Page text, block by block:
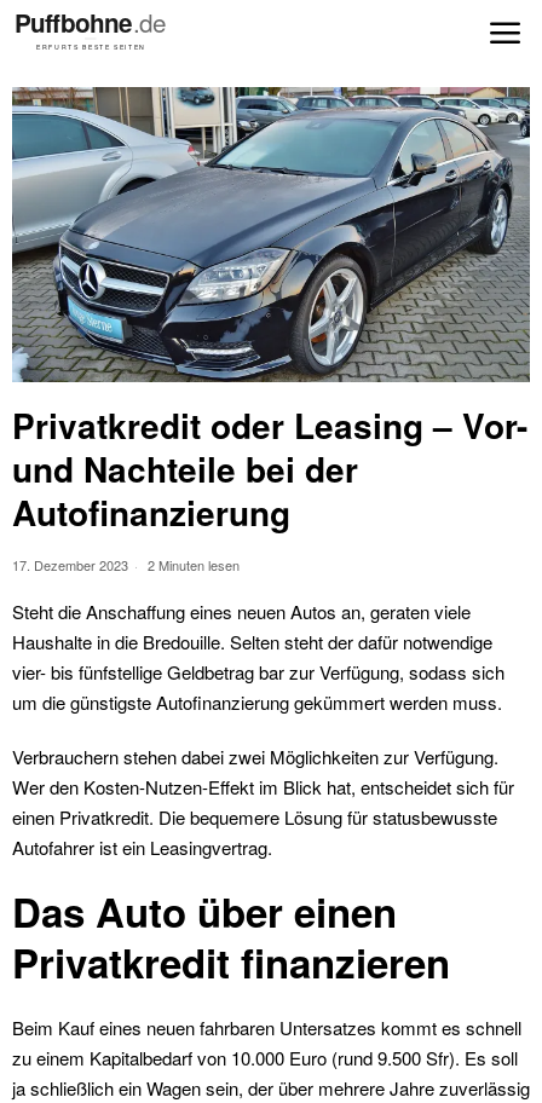
Privatkredit oder Leasing – Vor-
und Nachteile bei der
Autofinanzierung
17. Dezember 2023 2 Minuten lesen
Steht die Anschaffung eines neuen Autos an, geraten viele
Haushalte in die Bredouille. Selten steht der dafür notwendige
vier- bis fünfstellige Geldbetrag bar zur Verfügung, sodass sich
um die günstigste Autofinanzierung gekümmert werden muss.
Verbrauchern stehen dabei zwei Möglichkeiten zur Verfügung.
Wer den Kosten-Nutzen-Effekt im Blick hat, entscheidet sich für
einen Privatkredit. Die bequemere Lösung für statusbewusste
Autofahrer ist ein Leasingvertrag.
Das Auto über einen
Privatkredit finanzieren
Beim Kauf eines neuen fahrbaren Untersatzes kommt es schnell
zu einem Kapitalbedarf von 10.000 Euro (rund 9.500 Sfr). Es soll
ja schließlich ein Wagen sein, der über mehrere Jahre zuverlässig